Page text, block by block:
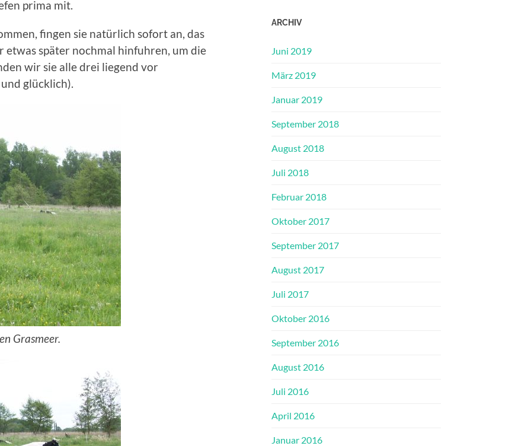
prima mit.
fingen sie natürlich sofort an, das
etwas später nochmal hinfuhren, um die
wir sie alle drei liegend vor
glücklich).
Grasmeer.
ARCHIV
Juni 2019
März 2019
Januar 2019
September 2018
August 2018
Juli 2018
Februar 2018
Oktober 2017
September 2017
August 2017
Juli 2017
Oktober 2016
September 2016
August 2016
Juli 2016
April 2016
Januar 2016